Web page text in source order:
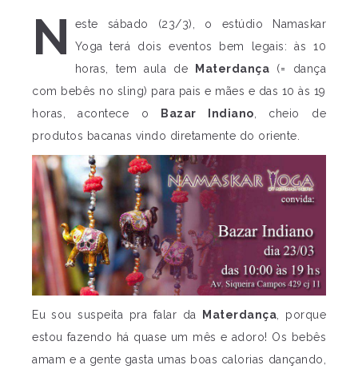
N
este sábado (23/3), o estúdio Namaskar
Yoga terá dois eventos bem legais: às 10
horas, tem aula de
Materdança (= dança
com bebês no sling) para pais e mães e das 10 às 19
horas, acontece o
Bazar Indiano , cheio de
produtos bacanas vindo diretamente do oriente.
Eu sou suspeita pra falar da Materdança , porque
estou fazendo há quase um mês e adoro! Os bebês
amam e a gente gasta umas boas calorias dançando,